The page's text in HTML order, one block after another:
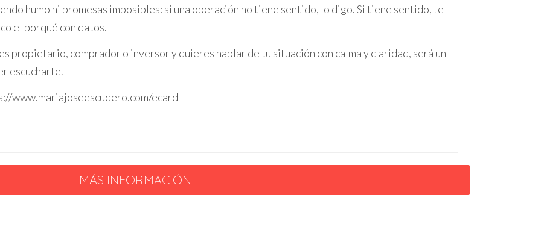
humo ni promesas imposibles: si una operación no tiene sentido, lo digo. Si tiene sentido, te
el porqué con datos.
propietario, comprador o inversor y quieres hablar de tu situación con calma y claridad, será un
escucharte.
www.mariajoseescudero.com/ecard
MÁS INFORMACIÓN